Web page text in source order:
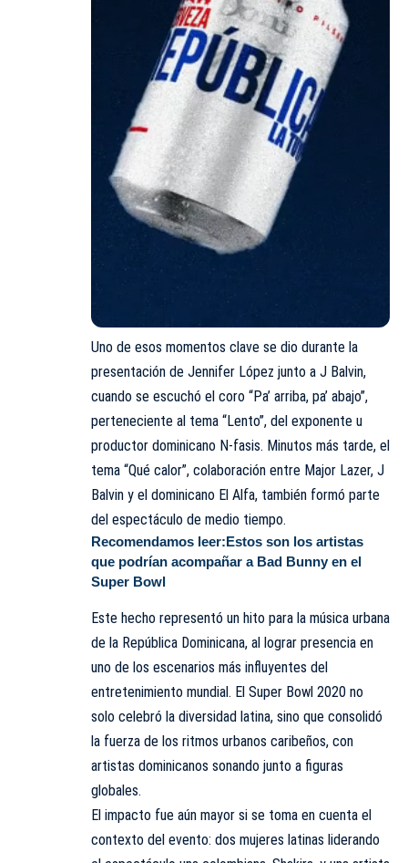
Uno de esos momentos clave se dio durante la
presentación de Jennifer López junto a J Balvin,
cuando se escuchó el coro “Pa’ arriba, pa’ abajo”,
perteneciente al tema “Lento”, del exponente u
productor dominicano N-fasis. Minutos más tarde, el
tema “Qué calor”, colaboración entre Major Lazer, J
Balvin y el dominicano El Alfa, también formó parte
del espectáculo de medio tiempo.
Recomendamos leer:Estos son los artistas
que podrían acompañar a Bad Bunny en el
Super Bowl
Este hecho representó un hito para la música urbana
de la República Dominicana, al lograr presencia en
uno de los escenarios más influyentes del
entretenimiento mundial. El Super Bowl 2020 no
solo celebró la diversidad latina, sino que consolidó
la fuerza de los ritmos urbanos caribeños, con
artistas dominicanos sonando junto a figuras
globales.
El impacto fue aún mayor si se toma en cuenta el
contexto del evento: dos mujeres latinas liderando